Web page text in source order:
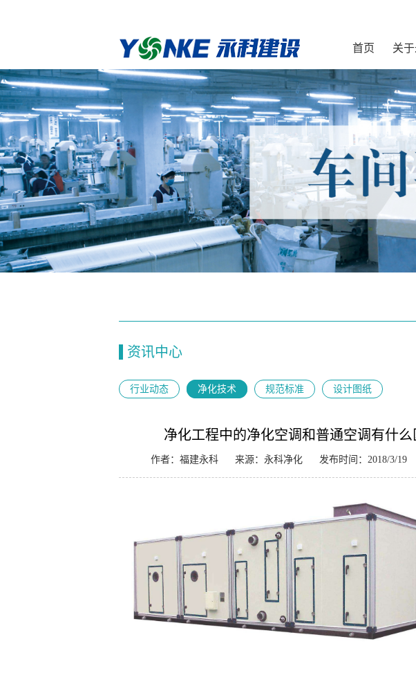
首页 关
资讯中心
行业动态 净化技术 规范标准 设计图纸
净化工程中的净化空调和普通空调有什么
作者：福建永科 来源：永科净化 发布时间：2018/3/19